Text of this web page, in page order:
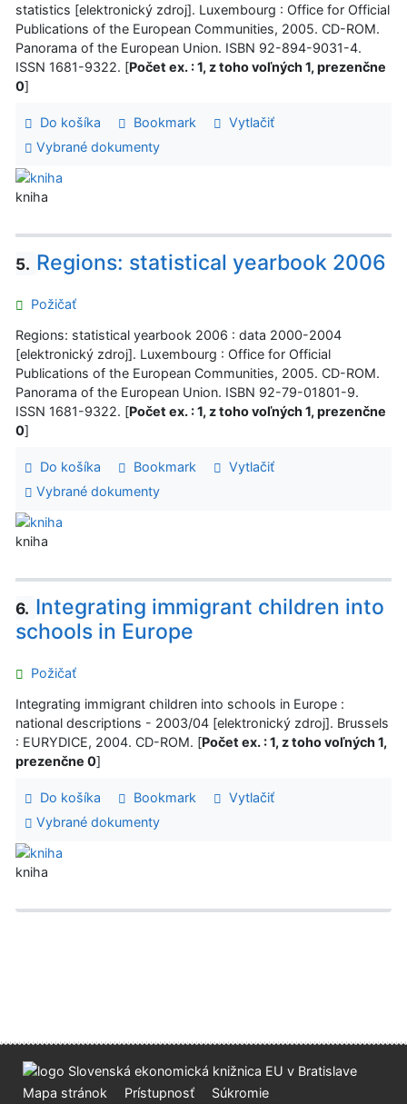
statistics [elektronický zdroj]. Luxembourg : Office for Official
Publications of the European Communities, 2005. CD-ROM.
Panorama of the European Union. ISBN 92-894-9031-4.
ISSN 1681-9322. [Počet ex. : 1, z toho voľných 1, prezenčne
0]
Do košíka Bookmark
Vytlačiť
Vybrané dokumenty
kniha
5. Regions: statistical yearbook 2006
Požičať
Regions: statistical yearbook 2006 : data 2000-2004
[elektronický zdroj]. Luxembourg : Office for Official
Publications of the European Communities, 2005. CD-ROM.
Panorama of the European Union. ISBN 92-79-01801-9.
ISSN 1681-9322. [Počet ex. : 1, z toho voľných 1, prezenčne
0]
Do košíka Bookmark
Vytlačiť
Vybrané dokumenty
kniha
6. Integrating immigrant children into
schools in Europe
Požičať
Integrating immigrant children into schools in Europe :
national descriptions - 2003/04 [elektronický zdroj]. Brussels
: EURYDICE, 2004. CD-ROM. [Počet ex. : 1, z toho voľných 1,
prezenčne 0]
Do košíka Bookmark
Vytlačiť
Vybrané dokumenty
kniha
Mapa stránok Prístupnosť Súkromie